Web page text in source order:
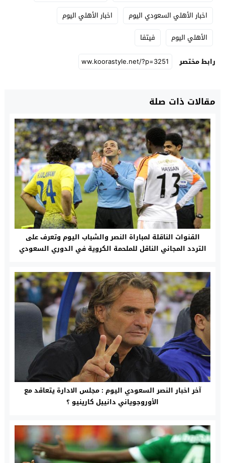
اخبار الأهلي السعودي اليوم
اخبار الأهلي اليوم
الأهلي اليوم
فيتفا
رابط مختصر
مقالات ذات صلة
القنوات الناقلة لمباراة النصر والشباب اليوم وتعرف على
التردد المجاني الناقل للملحمة الكروية في الدوري السعودي
آخر اخبار النصر السعودي اليوم : مجلس الادارة يتعاقد مع
الأوروجوياني دانييل كارينيو ؟